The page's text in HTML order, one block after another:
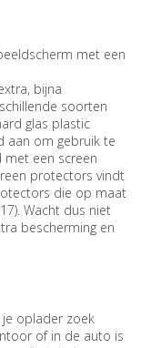
met een
bijna
soorten
glas plastic
aan om gebruik te
met een screen
protectors vindt
die op maat
Wacht dus niet
bescherming en
oplader zoek
of in de auto is